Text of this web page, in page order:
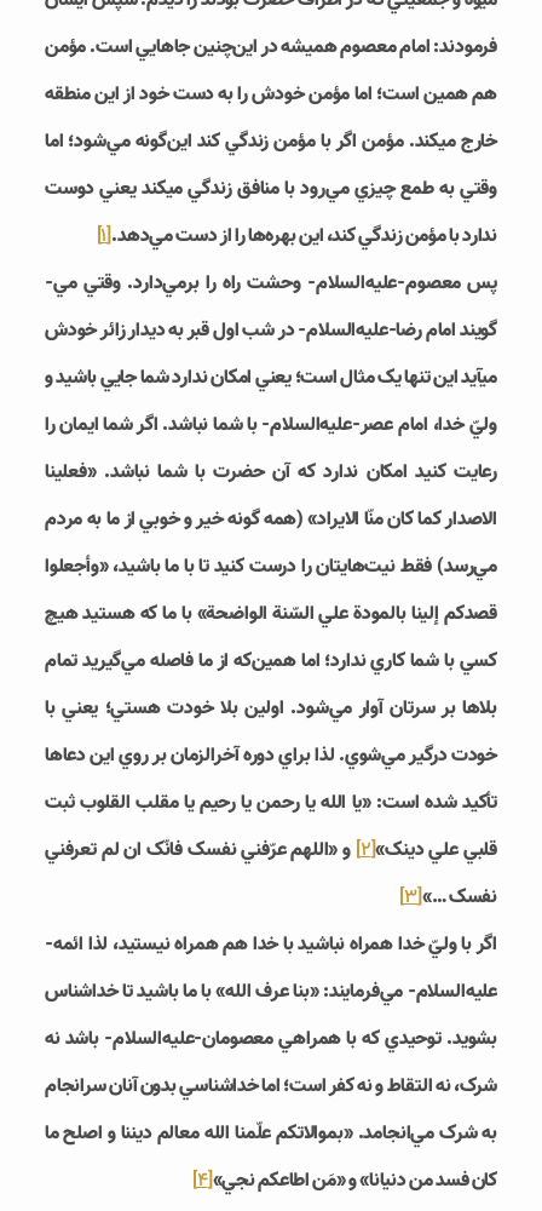
فرمودند: امام معصوم هميشه در اين‌چنين جاهايي است. مؤمن
هم همين است؛ اما مؤمن خودش را به دست خود از اين منطقه
خارج مي‎کند. مؤمن اگر با مؤمن زندگي کند اين‌­گونه مي‌­شود؛ اما
وقتي به طمع چيزي مي‌­رود با منافق زندگي مي‎کند يعني دوست
ندارد با مؤمن زندگي کند، اين بهره‌­ها را از دست مي‌­دهد.[1]
پس معصوم-علیه‌السلام- وحشت راه را برمي­‌دارد. وقتي مي‌­
گويند امام رضا-علیه‌السلام- در شب اول قبر به ديدار زائر خودش
مي‎آيد اين تنها يک مثال است؛ يعني امکان ندارد شما جايي باشيد و
وليّ خدا، امام عصر-علیه‌السلام- با شما نباشد. اگر شما ايمان را
رعايت کنيد امکان ندارد که آن حضرت با شما نباشد. «فعلينا
الاصدار كما كان منّا الايراد» (همه گونه خير و خوبي از ما به مردم
مي‌­رسد) فقط نيت‌هايتان را درست کنيد تا با ما باشيد، «وأجعلوا
قصدکم إلينا بالمودة علي السّنة الواضحة» با ما که هستيد هيچ
کسي با شما کاري ندارد؛ اما همين‌که از ما فاصله مي­‌گيريد تمام
بلاها بر سرتان آوار مي­‌شود. اولين بلا خودت هستي؛ يعني با
خودت درگير مي­‌شوي. لذا براي دوره آخرالزمان بر روي اين دعاها
تأکيد شده است: «يا الله يا رحمن يا رحيم يا مقلب القلوب ثبت
قلبي علي دينک»[2]
و «اللهم عرّفني نفسک فانّک ان لم تعرفني
نفسک …»[3]
اگر با وليّ خدا همراه نباشيد با خدا هم همراه نيستيد، لذا ائمه-
علیه‌السلام- مي­‌فرمايند: «بنا عرف الله» با ما باشيد تا خداشناس
بشويد. توحيدي که با همراهي معصومان-علیه‌السلام- باشد نه
شرک، نه التقاط و نه کفر است؛ اما خداشناسي بدون آنان سرانجام
به شرک مي‌­انجامد. «بموالاتکم علّمنا الله معالم ديننا و اصلح ما
کان فسد من دنيانا» و «مَن اطاعکم نجي»[4]